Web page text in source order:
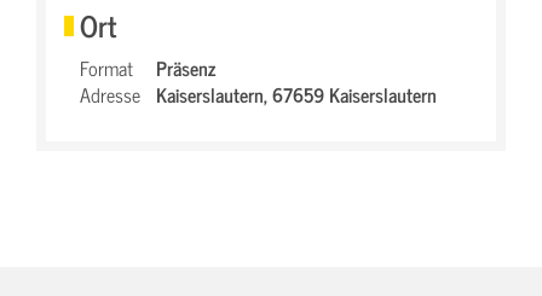
Ort
Format
Präsenz
Adresse Kaiserslautern,67659 Kaiserslautern